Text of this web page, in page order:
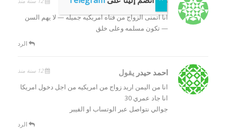
Maher يقول
انا اتمنى الزواج من فتاه امريكيه جميله — لا يهم السن
— تكون مسلمه وعلى خلق
الرد
احمد حيدر يقول 12 سنة منذ
انا من اليمن اريد زواج من امريكيه من اجل دخول امريكا
انا جاد عمري 30
جوالي نتواصل عبر الوتساب او الفيبر
الرد